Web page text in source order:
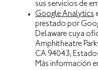
sus servicios de
Google Analytics
prestado por
Delaware cuya
Amphitheatre
CA 94043,
Más información